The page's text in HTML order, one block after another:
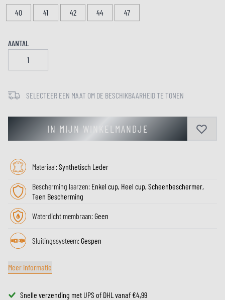
40
41 42 44 47
AANTAL
SELECTEER EEN MAAT OM DE BESCHIKBAARHEID TE TONEN
IN MIJN WINKELMANDJE
Materiaal:Synthetisch Leder
Bescherming laarzen: Enkel cup, Heel cup, Scheenbeschermer,
Teen Bescherming
Waterdicht membraan:Geen
Sluitingssysteem:Gespen
Meer informatie
Snelle verzending met UPS of DHL vanaf €4,99